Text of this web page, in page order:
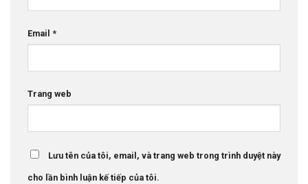
Email *
Trang web
Lưu tên của tôi, email, và trang web trong trình duyệt này
cho lần bình luận kế tiếp của tôi.